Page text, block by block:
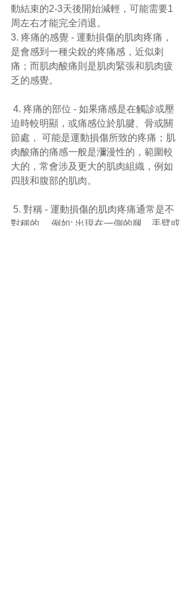
動結束的2-3天後開始減輕，可能需要1
周左右才能完全消退。
3. 疼痛的感覺 - 運動損傷的肌肉疼痛，
是會感到一種尖銳的疼痛感，近似刺
痛；而肌肉酸痛則是肌肉緊張和肌肉疲
乏的感覺。
迫時較明顯，或痛感位於肌腱、骨或關
節處， 可能是運動損傷所致的疼痛；肌
肉酸痛的痛感一般是瀰漫性的，範圍較
大的，常會涉及更大的肌肉組織，例如
四肢和腹部的肌肉。
對稱的， 例如: 出現在一側的腿、手臂或